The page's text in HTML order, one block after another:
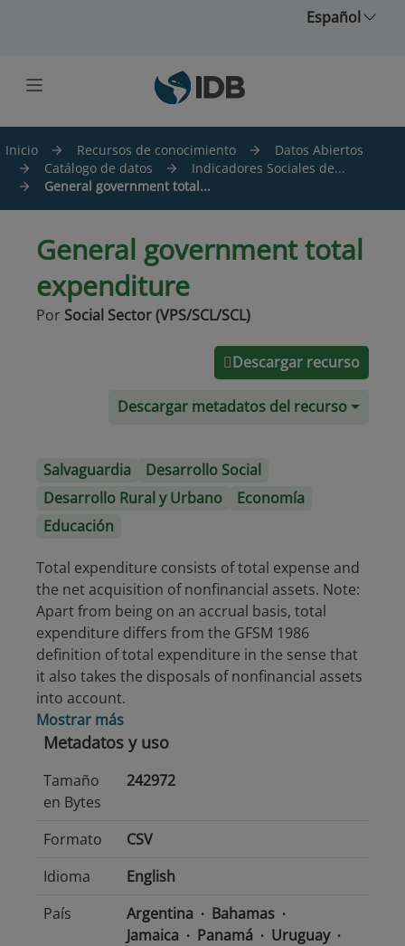
Español
Inicio Recursos de conocimiento
Datos Abiertos
Catálogo de datos
Indicadores Sociales de...
General government total...
General government total
expenditure
Por Social Sector (VPS/SCL/SCL)
Descargar recurso
Descargar metadatos del recurso
Salvaguardia
Desarrollo Social
Desarrollo Rural y Urbano
Economía
Educación
Total expenditure consists of total expense and
the net acquisition of nonfinancial assets. Note:
Apart from being on an accrual basis, total
expenditure differs from the GFSM 1986
definition of total expenditure in the sense that
it also takes the disposals of nonfinancial assets
into account.
Mostrar más
Metadatos y uso
Tamaño
en Bytes
242972
Formato
CSV
Idioma
English
País
Argentina
Bahamas
Jamaica
Panamá
Uruguay